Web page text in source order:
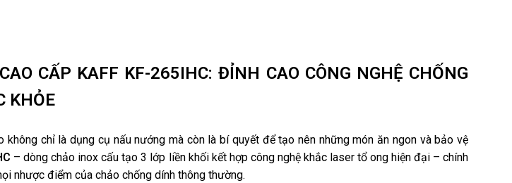
CẤP KAFF KF-265IHC: ĐỈNH CAO CÔNG NGHỆ CHỐNG
KHỎE
không chỉ là dụng cụ nấu nướng mà còn là bí quyết để tạo nên những món ăn ngon và bảo vệ
– dòng chảo inox cấu tạo 3 lớp liền khối kết hợp công nghệ khắc laser tổ ong hiện đại – chính
nhược điểm của chảo chống dính thông thường.